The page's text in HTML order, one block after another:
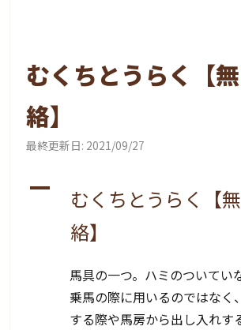
むくちとうらく【
絡】
最終更新日: 2021/09/27
A
むくちとうらく【
絡】
馬具の一つ。ハミのついてい
乗馬の際に用いるのではなく
する際や馬房から出し入れす